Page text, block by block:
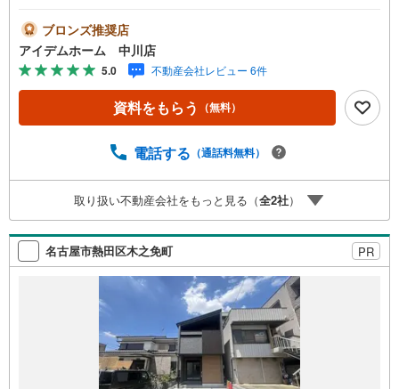
機や浴室暖房乾燥機など設備が充実☆《本日見学OK！》営
業時間内（9:00～19:00）は、下記電話フォームよりお電話
をして頂けるとスムーズに見学のご案内ができます。＼ア
イデムホームではお客様第一での営業を心掛けております/
■弊社店舗について駐車場完備、キッズコーナーも併設して
おりますのでお子様連れでもご安心下さい。■ご案内につい
も可能です。■住宅ローンについて弊社では豊富な販売実績
品のご提案をさせて頂きます。また、以下のようなご相談
も是非ご相談下さい。・勤続年数が短い方、自営業者の
方・車のローンやクレジット、キャッシングの借入がある
方・自己資金がない、支払いに不安のある方何でもご相談
下さい。
ブロンズ推奨店
アイデムホーム 中川店
5.0 不動産会社レビュー 6件
資料をもらう （無料）
電話する （通話料無料）
取り扱い不動産会社をもっと見る（全2社）
名古屋市熱田区木之免町 PR